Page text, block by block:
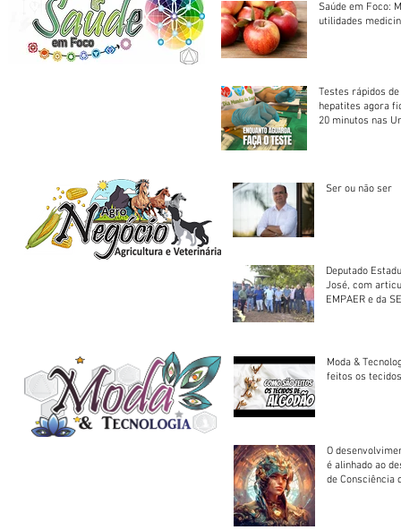
Saúde em Foco:
utilidades
Testes rápidos
hepatites agora
20 minutos nas
Ser ou não ser
Deputado
José, com
EMPAER e da
Moda &
feitos os
O
é alinhado ao
de Consciência